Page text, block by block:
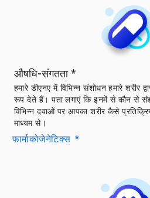
औषधि-संगतता*
हमारे डीएनए में विभिन्न संशोधन हमारे शरीर
रूप देते हैं। पता लगाएं कि इनमें से कौन से
विभिन्न दवाओं पर आपका शरीर कैसे
माध्यम से।
फार्माकोजेनेटिक्स *